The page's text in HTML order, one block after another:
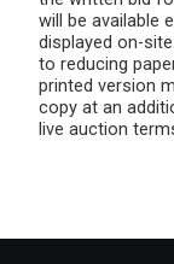
will be available
displayed on-
to reducing
printed version
copy at an
live auction